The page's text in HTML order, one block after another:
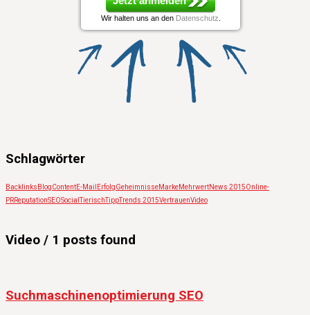
Schlagwörter
Backlinks BlogContentE-Mail ErfolgGeheimnisseMarkeMehrwertNews 2015Online-
PRReputationSEOSocial Tierisch Tipp Trends 2015VertrauenVideo
Video / 1 posts found
Suchmaschinenoptimierung SEO